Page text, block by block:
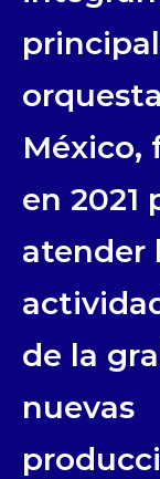
México,
en 2021
atender
de la
nuevas